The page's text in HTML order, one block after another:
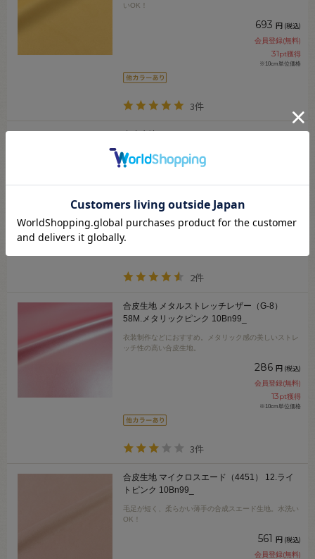
いOK！
693 円 (税込)
会員登録(無料)
31pt獲得
※10cm単位価格
3件
シボが細かくツヤのある薄手の資材用合皮生地。インテ
8pt獲得
2件
合皮生地 メタルストレッチレザー（G-8）
58M.メタリックピンク 10Bn99_
衣装制作などにおすすめ。メタリック感の美しいストレ
ッチ性の高い合皮生地。
286 円 (税込)
会員登録(無料)
13pt獲得
※10cm単位価格
3件
合皮生地 マイクロスエード（4451） 12.ライ
トピンク 10Bn99_
毛足が短く、柔らかい薄手の合成スエード生地。水洗い
OK！
561 円 (税込)
会員登録(無料)